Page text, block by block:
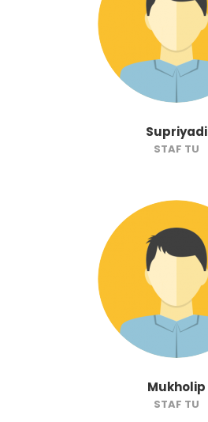
Supriyadi
STAF TU
Mukholip
STAF TU